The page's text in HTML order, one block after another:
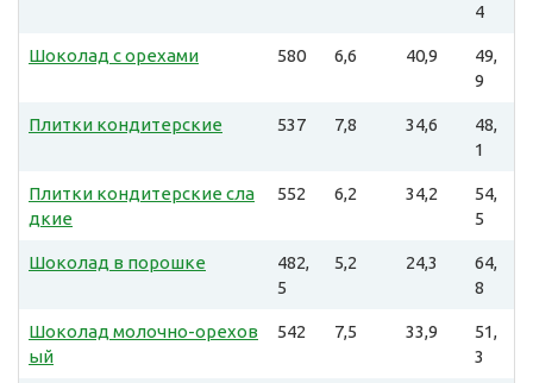
4
Шоколад с орехами 580 6,6 40,9
49,
9
Плитки кондитерские 537 7,8 34,6
48,
1
Плитки кондитерские сла
дкие
552 6,2 34,2
54,
5
Шоколад в порошке
482,
5
5,2 24,3
64,
8
Шоколад молочно-орехов
ый
542 7,5 33,9
51,
3